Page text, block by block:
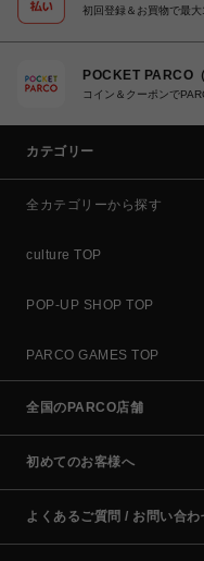
初回登録＆お買物で最
POCKET PARCO
コイン＆クーポンで
カテゴリー
全カテゴリーから探す
culture TOP
POP-UP SHOP TOP
PARCO GAMES TOP
全国のPARCO店舗
初めてのお客様へ
よくあるご質問 / お問い合わ